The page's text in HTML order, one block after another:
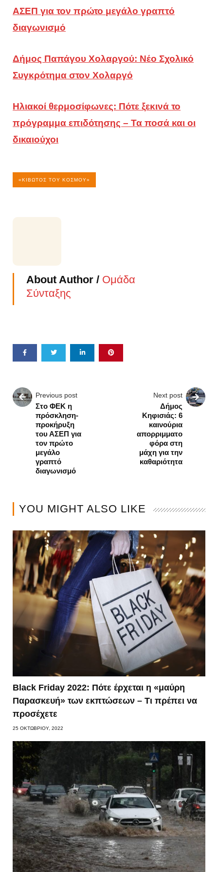
ΑΣΕΠ για τον πρώτο μεγάλο γραπτό
διαγωνισμό
Δήμος Παπάγου Χολαργού: Νέο Σχολικό
Συγκρότημα στον Χολαργό
Ηλιακοί θερμοσίφωνες: Πότε ξεκινά το
πρόγραμμα επιδότησης – Τα ποσά και οι
δικαιούχοι
«ΚΙΒΩΤΌΣ ΤΟΥ ΚΌΣΜΟΥ»
About Author / Ομάδα
Σύνταξης
Previous post
Στο ΦΕΚ η
πρόσκληση-
προκήρυξη
του ΑΣΕΠ για
τον πρώτο
μεγάλο
γραπτό
διαγωνισμό
Next post
Δήμος
Κηφισιάς: 6
καινούρια
απορριμματο
φόρα στη
μάχη για την
καθαριότητα
YOU MIGHT ALSO LIKE
Black Friday 2022: Πότε έρχεται η «μαύρη
Παρασκευή» των εκπτώσεων – Τι πρέπει να
προσέχετε
25 ΟΚΤΩΒΡΊΟΥ, 2022